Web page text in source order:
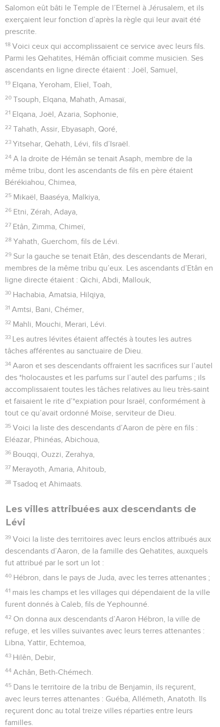
Salomon eût bâti le Temple de l’Eternel à Jérusalem, et ils
exerçaient leur fonction d’après la règle qui leur avait été
prescrite.
18 Voici ceux qui accomplissaient ce service avec leurs fils.
Parmi les Qehatites, Hémân officiait comme musicien. Ses
ascendants en ligne directe étaient : Joël, Samuel,
19 Elqana, Yeroham, Eliel, Toah,
20 Tsouph, Elqana, Mahath, Amasaï,
21 Elqana, Joël, Azaria, Sophonie,
22 Tahath, Assir, Ebyasaph, Qoré,
23 Yitsehar, Qehath, Lévi, fils d’Israël.
24 A la droite de Hémân se tenait Asaph, membre de la
même tribu, dont les ascendants de fils en père étaient
Bérékiahou, Chimea,
25 Mikaël, Baaséya, Malkiya,
26 Etni, Zérah, Adaya,
27 Etân, Zimma, Chimeï,
28 Yahath, Guerchom, fils de Lévi.
29 Sur la gauche se tenait Etân, des descendants de Merari,
membres de la même tribu qu’eux. Les ascendants d’Etân en
ligne directe étaient : Qichi, Abdi, Mallouk,
30 Hachabia, Amatsia, Hilqiya,
31 Amtsi, Bani, Chémer,
32 Mahli, Mouchi, Merari, Lévi.
33 Les autres lévites étaient affectés à toutes les autres
tâches afférentes au sanctuaire de Dieu.
34 Aaron et ses descendants offraient les sacrifices sur l’autel
des *holocaustes et les parfums sur l’autel des parfums ; ils
accomplissaient toutes les tâches relatives au lieu très-saint
et faisaient le rite d’*expiation pour Israël, conformément à
tout ce qu’avait ordonné Moïse, serviteur de Dieu.
35 Voici la liste des descendants d’Aaron de père en fils :
Eléazar, Phinéas, Abichoua,
36 Bouqqi, Ouzzi, Zerahya,
37 Merayoth, Amaria, Ahitoub,
38 Tsadoq et Ahimaats.
Les villes attribuées aux descendants de
Lévi
39 Voici la liste des territoires avec leurs enclos attribués aux
descendants d’Aaron, de la famille des Qehatites, auxquels
fut attribué par le sort un lot :
40 Hébron, dans le pays de Juda, avec les terres attenantes ;
41 mais les champs et les villages qui dépendaient de la ville
furent donnés à Caleb, fils de Yephounné.
42 On donna aux descendants d’Aaron Hébron, la ville de
refuge, et les villes suivantes avec leurs terres attenantes :
Libna, Yattir, Echtemoa,
43 Hilên, Debir,
44 Achân, Beth-Chémech.
45 Dans le territoire de la tribu de Benjamin, ils reçurent,
avec leurs terres attenantes : Guéba, Allémeth, Anatoth. Ils
reçurent donc au total treize villes réparties entre leurs
familles.